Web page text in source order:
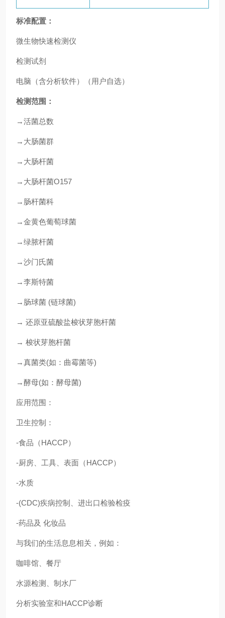
标准配置：
微生物快速检测仪
检测试剂
电脑（含分析软件）（用户自选）
检测范围：
→活菌总数
→大肠菌群
→大肠杆菌
→大肠杆菌O157
→肠杆菌科
→金黄色葡萄球菌
→绿脓杆菌
→沙门氏菌
→李斯特菌
→肠球菌 (链球菌)
→ 还原亚硫酸盐梭状芽胞杆菌
→ 梭状芽胞杆菌
→真菌类(如：曲霉菌等)
→酵母(如：酵母菌)
应用范围：
卫生控制：
-食品（HACCP）
-厨房、工具、表面（HACCP）
-水质
-(CDC)疾病控制、进出口检验检疫
-药品及 化妆品
与我们的生活息息相关，例如：
咖啡馆、餐厅
水源检测、制水厂
分析实验室和HACCP诊断